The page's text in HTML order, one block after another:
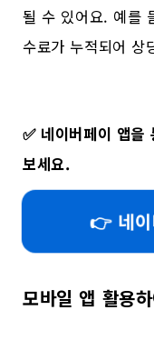
될 수 있어요. 예를
수료가 누적되어 상
✅ 네이버페이 앱을
보세요.
👉 네이
모바일 앱 활용